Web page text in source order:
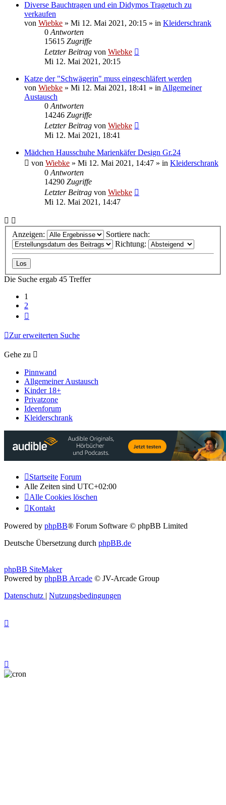
Diverse Bauchtragen und ein Didymos Tragetuch zu
verkaufen
von Wiebke » Mi 12. Mai 2021, 20:15 » in Kleiderschrank
0Antworten
15615 Zugriffe
Letzter Beitrag von Wiebke
Mi 12. Mai 2021, 20:15
Katze der "Schwägerin" muss eingeschläfert werden
von Wiebke » Mi 12. Mai 2021, 18:41 » inAllgemeiner
Austausch
0Antworten
14246 Zugriffe
Letzter Beitrag von Wiebke
Mi 12. Mai 2021, 18:41
Mädchen Hausschuhe Marienkäfer Design Gr.24
von Wiebke » Mi 12. Mai 2021, 14:47 » in Kleiderschrank
0Antworten
14290 Zugriffe
Letzter Beitrag von Wiebke
Mi 12. Mai 2021, 14:47
Anzeigen:
Sortiere nach:
Richtung:
Die Suche ergab 45 Treffer
1
2
Zur erweiterten Suche
Gehe zu
Pinnwand
Allgemeiner Austausch
Kinder 18+
Privatzone
Ideenforum
Kleiderschrank
Startseite Forum
Alle Zeiten sind UTC+02:00
Alle Cookies löschen
Kontakt
Powered by phpBB® Forum Software © phpBB Limited
Deutsche Übersetzung durch phpBB.de
phpBB SiteMaker
Powered by phpBB Arcade © JV-Arcade Group
Datenschutz | Nutzungsbedingungen